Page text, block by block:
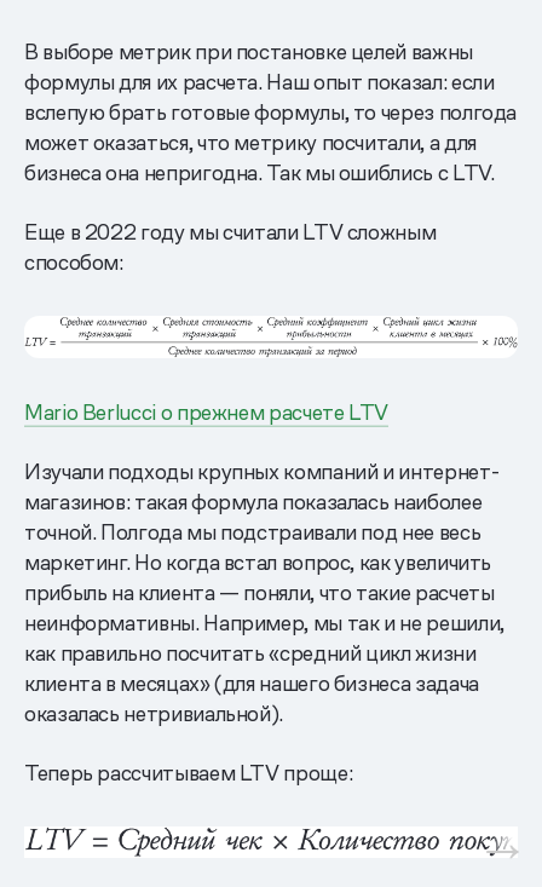
В выборе метрик при постановке целей важны
формулы для их расчета. Наш опыт показал: если
вслепую брать готовые формулы, то через полгода
может оказаться, что метрику посчитали, а для
бизнеса она непригодна. Так мы ошиблись с LTV.
Еще в 2022 году мы считали LTV сложным
способом:
Mario Berlucci о прежнем расчете LTV
Изучали подходы крупных компаний и интернет-
магазинов: такая формула показалась наиболее
точной. Полгода мы подстраивали под нее весь
маркетинг. Но когда встал вопрос, как увеличить
прибыль на клиента — поняли, что такие расчеты
неинформативны. Например, мы так и не решили,
как правильно посчитать «средний цикл жизни
клиента в месяцах» (для нашего бизнеса задача
оказалась нетривиальной).
Теперь рассчитываем LTV проще: